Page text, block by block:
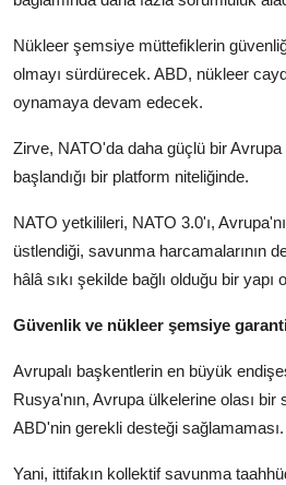
Nükleer şemsiye müttefiklerin
olmayı sürdürecek. ABD, nükleer
oynamaya devam edecek.
Zirve, NATO'da daha güçlü bir
başlandığı bir platform niteliğinde.
NATO yetkilileri, NATO 3.0'ı,
üstlendiği, savunma harcamalarının
hâlâ sıkı şekilde bağlı olduğu bir yapı
Güvenlik ve nükleer şemsiye
Avrupalı başkentlerin en büyük
Rusya'nın, Avrupa ülkelerine olası bir
ABD'nin gerekli desteği sağlamaması.
Yani, ittifakın kollektif savunma